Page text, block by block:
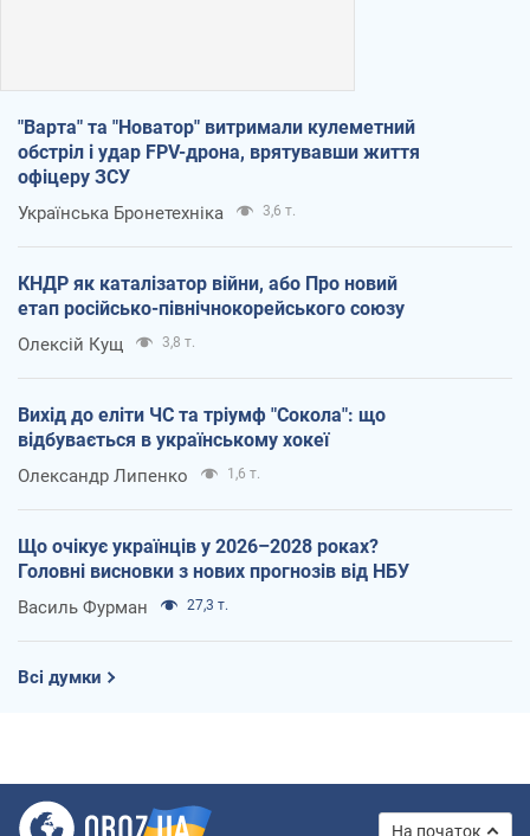
"Варта" та "Новатор" витримали кулеметний
обстріл і удар FPV-дрона, врятувавши життя
офіцеру ЗСУ
Українська Бронетехніка 3,6 т.
КНДР як каталізатор війни, або Про новий
етап російсько-північнокорейського союзу
Олексій Кущ 3,8 т.
Вихід до еліти ЧС та тріумф "Сокола": що
відбувається в українському хокеї
Олександр Липенко 1,6 т.
Що очікує українців у 2026–2028 роках?
Головні висновки з нових прогнозів від НБУ
Василь Фурман 27,3 т.
Всі думки
На початок